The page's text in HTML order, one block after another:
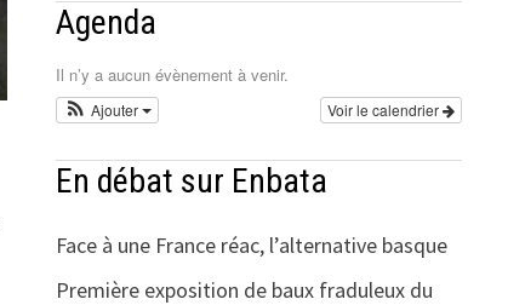
Agenda
Il n’y a aucun évènement à venir.
Voir le calendrier
Ajouter
En débat sur Enbata
Face à une France réac, l’alternative basque
Première exposition de baux fraduleux du